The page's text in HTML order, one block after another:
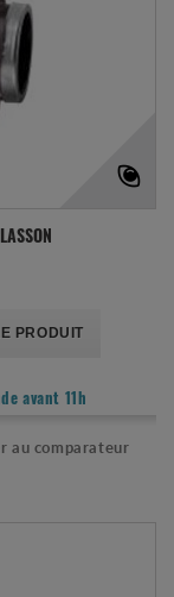
PRODUIT
avant 11h
au comparateur